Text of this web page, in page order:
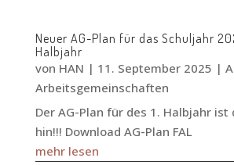
Neuer AG-Plan für das Schuljahr
Halbjahr
von HAN | 11. September 2025 |
Arbeitsgemeinschaften
Der AG-Plan für des 1. Halbjahr ist
hin!!! Download AG-Plan FAL
mehr lesen